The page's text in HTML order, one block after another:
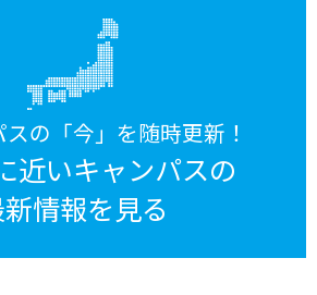
の「今」を随時更新！
近いキャンパスの
情報を見る